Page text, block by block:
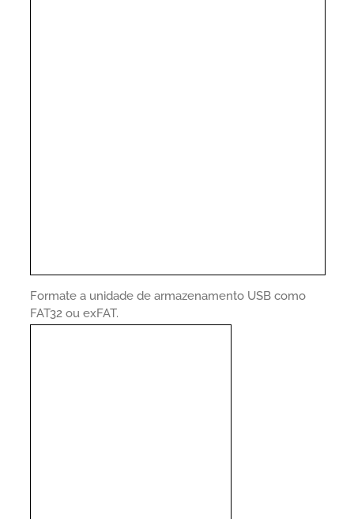
Formate a unidade de armazenamento USB como
FAT32 ou exFAT.